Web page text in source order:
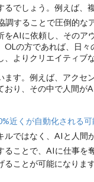
でしょう。例えば、
することで圧倒的な
AIに依頼し、そのア
の方であれば、日
よりクリエイティブ
す。例えば、アクセ
り、その中で人間
近くが自動化される可
ではなく、 AIと人間
ることで、AIに仕事を
ことが可能になります